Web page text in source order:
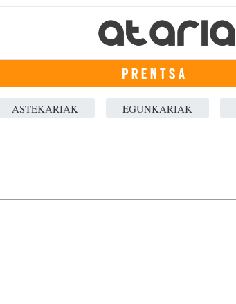
PRENTSA
ASTEKARIAK EGUNKARIAK